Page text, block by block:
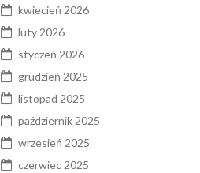
kwiecień 2026
luty 2026
styczeń 2026
grudzień 2025
listopad 2025
październik 2025
wrzesień 2025
czerwiec 2025